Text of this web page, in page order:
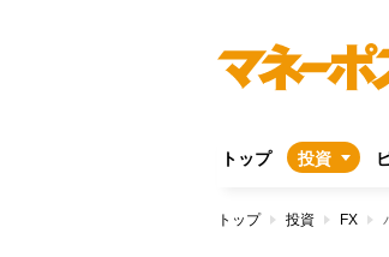
トップ 投資
トップ 投資 FX